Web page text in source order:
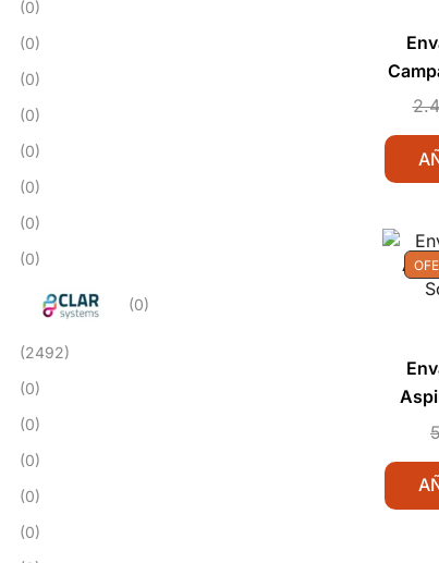
(0)
(0)
(0)
(0)
(0)
(0)
(0)
(0)
(0)
(2492)
(0)
(0)
(0)
(0)
(0)